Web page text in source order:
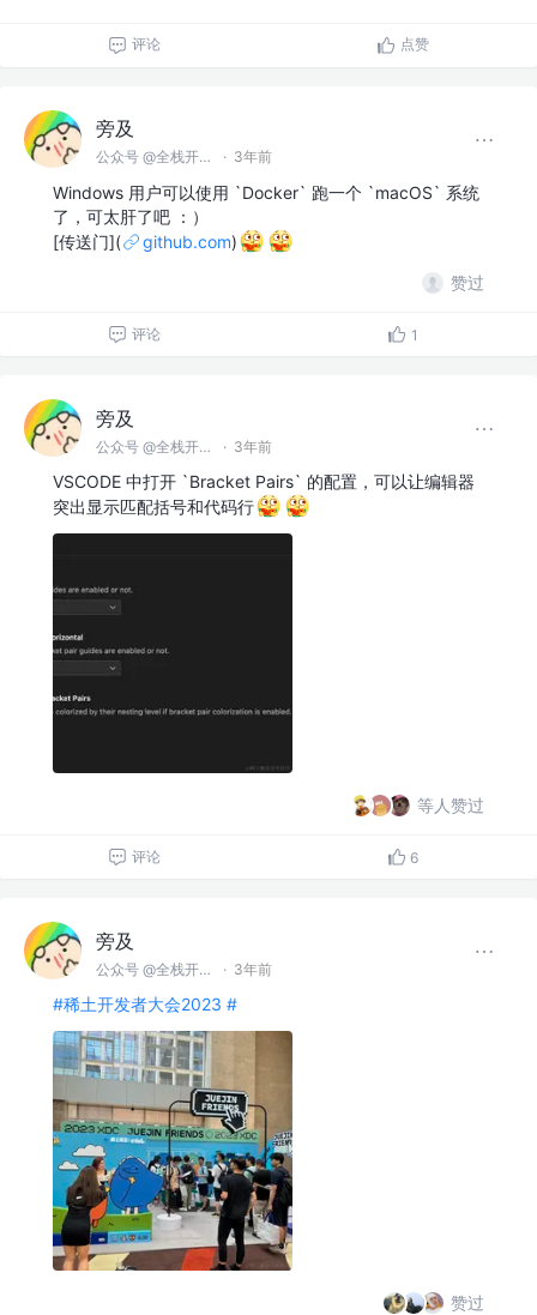
评论 点赞
旁及
公众号 @全栈开发师 · 3年前
Windows 用户可以使用 `Docker` 跑一个 `macOS` 系统
了，可太肝了吧 ：）
[传送门](
github.com)
赞过
评论 1
旁及
公众号 @全栈开发师 · 3年前
VSCODE 中打开 `Bracket Pairs` 的配置，可以让编辑器
突出显示匹配括号和代码行
等人赞过
评论 6
旁及
公众号 @全栈开发师 · 3年前
#稀土开发者大会2023 #
赞过